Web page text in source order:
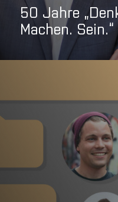
50 Jahre
Machen. Sein.“